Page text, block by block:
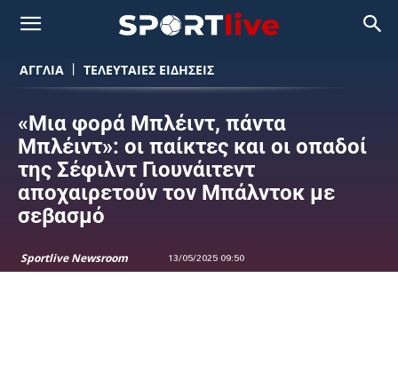
ΑΓΓΛΙΑ ΤΕΛΕΥΤΑΙΕΣ ΕΙΔΗΣΕΙΣ
«Μια φορά Μπλέιντ, πάντα
Μπλέιντ»: οι παίκτες και οι οπαδοί
της Σέφιλντ Γιουνάιτεντ
αποχαιρετούν τον Μπάλντοκ με
σεβασμό
Sportlive Newsroom 13/05/2025 09:50